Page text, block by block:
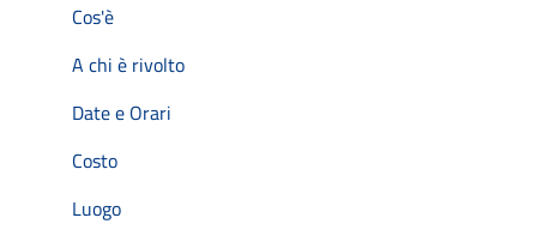
Cos'è
A chi è rivolto
Date e Orari
Costo
Luogo